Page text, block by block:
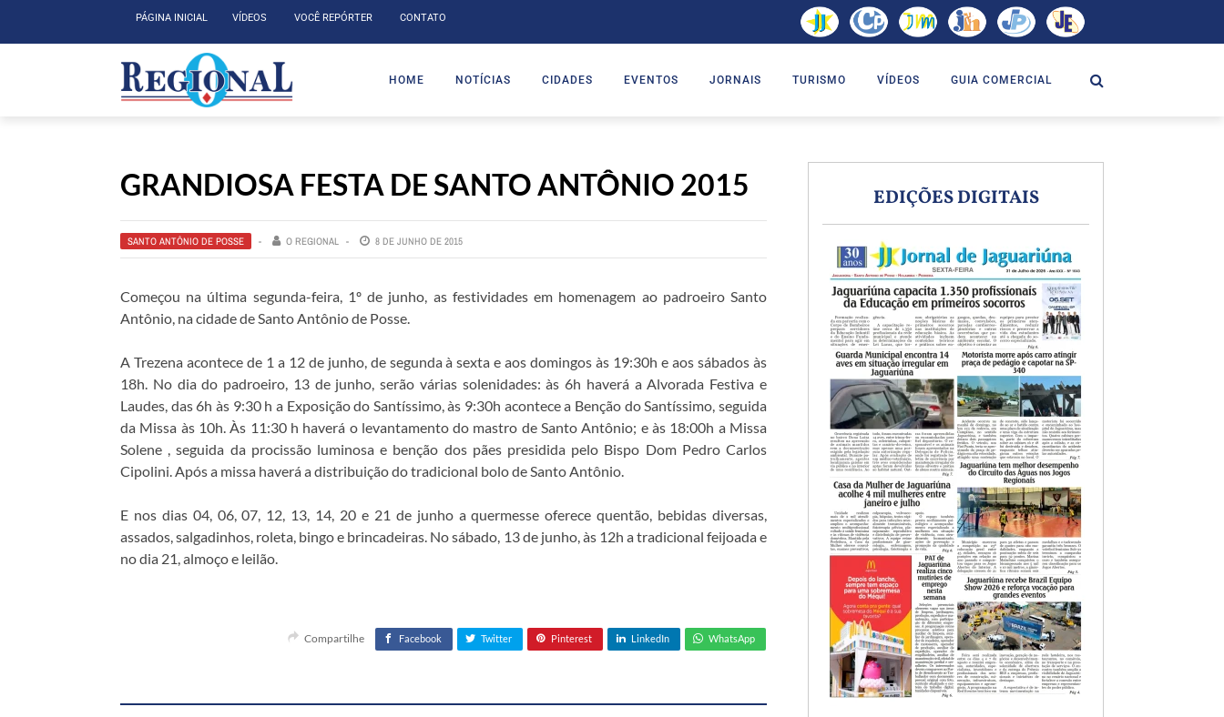
PÁGINA INICIAL VÍDEOS VOCÊ REPÓRTER CONTATO
HOME NOTÍCIAS CIDADES EVENTOS JORNAIS TURISMO VÍDEOS GUIA COMERCIAL
GRANDIOSA FESTA DE SANTO ANTÔNIO 2015
SANTO ANTÔNIO DE POSSE O REGIONAL 8 DE JUNHO DE 2015
Começou na última segunda-feira, 1º de junho, as festividades em homenagem ao padroeiro Santo
Antônio, na cidade de Santo Antônio de Posse.
A Trezena acontece de 1 a 12 de junho, de segunda à sexta e aos domingos às 19:30h e aos sábados às
18h. No dia do padroeiro, 13 de junho, serão várias solenidades: às 6h haverá a Alvorada Festiva e
Laudes, das 6h às 9:30 h a Exposição do Santíssimo, às 9:30h acontece a Benção do Santíssimo, seguida
da Missa às 10h. Às 11:30 h haverá o levantamento do mastro de Santo Antônio; e às 18:00h a Missa
Solene , seguida da procissão luminosa e benção dos pães presidida pelo Bispo Dom Pedro Carlos
Cipolini. Após a missa haverá a distribuição do tradicional bolo de Santo Antônio.
E nos dias 04, 06, 07, 12, 13, 14, 20 e 21 de junho a quermesse oferece quentão, bebidas diversas,
assados, salgadinhos, roleta, bingo e brincadeiras. No sábado, 13 de junho, às 12h a tradicional feijoada e
no dia 21, almoço e leilão.
Compartilhe Facebook Twitter Pinterest LinkedIn WhatsApp
EDIÇÕES DIGITAIS